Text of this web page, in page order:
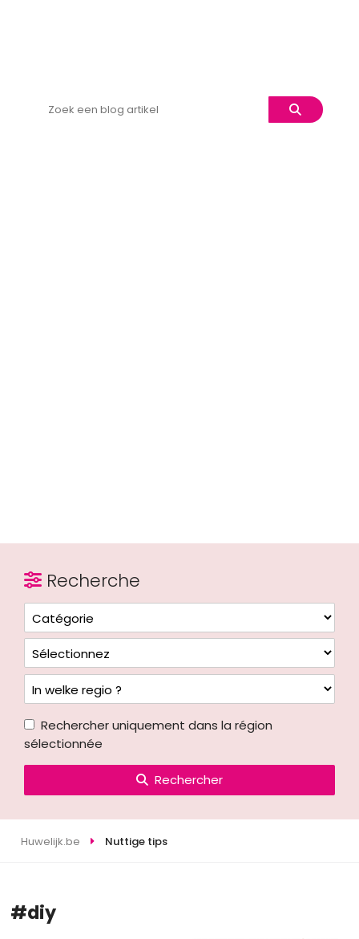
Recherche
Rechercher uniquement dans la région
sélectionnée
Rechercher
Huwelijk.be Nuttige tips
#diy